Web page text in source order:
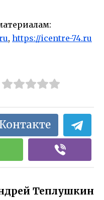
, https://icentre-74.ru
Теплушкин